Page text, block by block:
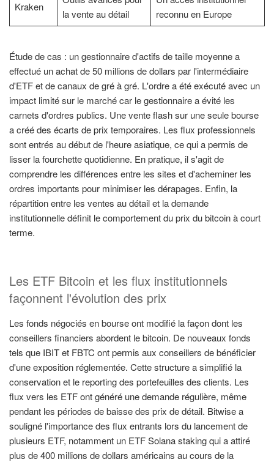
Kraken
la vente au détail
reconnu en Europe
Étude de cas : un gestionnaire d'actifs de taille moyenne a
effectué un achat de 50 millions de dollars par l'intermédiaire
d'ETF et de canaux de gré à gré. L'ordre a été exécuté avec un
impact limité sur le marché car le gestionnaire a évité les
carnets d'ordres publics. Une vente flash sur une seule bourse
a créé des écarts de prix temporaires. Les flux professionnels
sont entrés au début de l'heure asiatique, ce qui a permis de
lisser la fourchette quotidienne. En pratique, il s'agit de
comprendre les différences entre les sites et d'acheminer les
ordres importants pour minimiser les dérapages. Enfin, la
répartition entre les ventes au détail et la demande
institutionnelle définit le comportement du prix du bitcoin à court
terme.
Les ETF Bitcoin et les flux institutionnels
façonnent l'évolution des prix
Les fonds négociés en bourse ont modifié la façon dont les
conseillers financiers abordent le bitcoin. De nouveaux fonds
tels que IBIT et FBTC ont permis aux conseillers de bénéficier
d'une exposition réglementée. Cette structure a simplifié la
conservation et le reporting des portefeuilles des clients. Les
flux vers les ETF ont généré une demande régulière, même
pendant les périodes de baisse des prix de détail. Bitwise a
souligné l'importance des flux entrants lors du lancement de
plusieurs ETF, notamment un ETF Solana staking qui a attiré
plus de 400 millions de dollars américains au cours de la